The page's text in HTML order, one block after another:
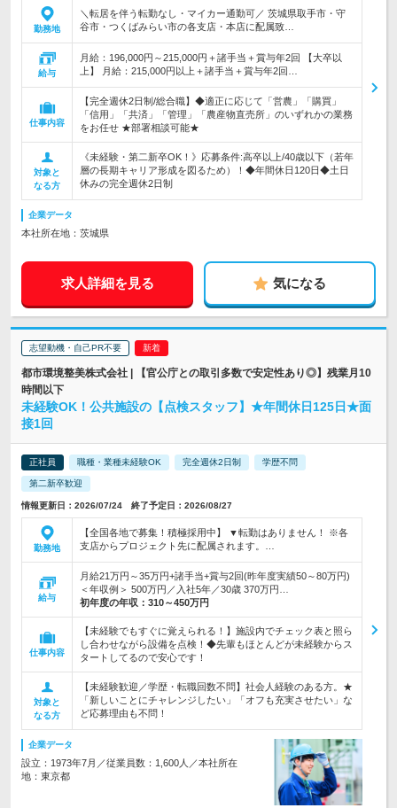
勤務地
＼転居を伴う転勤なし・マイカー通勤可／ 茨城県取手市・守
谷市・つくばみらい市の各支店・本店に配属致…
給与
月給：196,000円～215,000円＋諸手当＋賞与年2回 【大卒以
上】 月給：215,000円以上＋諸手当＋賞与年2回…
仕事内容
【完全週休2日制/総合職】◆適正に応じて「営農」「購買」
「信用」「共済」「管理」「農産物直売所」のいずれかの業務
をお任せ ★部署相談可能★
対象と
なる方
《未経験・第二新卒OK！》応募条件:高卒以上/40歳以下（若年
層の長期キャリア形成を図るため）！◆年間休日120日◆土日
休みの完全週休2日制
企業データ
本社所在地：茨城県
求人詳細を見る 気になる
志望動機・自己PR不要
都市環境整美株式会社 | 【官公庁との取引多数で安定性あり◎】残業月10
時間以下
未経験OK！公共施設の【点検スタッフ】★年間休日125日★面
接1回
正社員 職種・業種未経験OK 完全週休2日制 学歴不問
第二新卒歓迎
情報更新日：2026/07/24 終了予定日：2026/08/27
勤務地
【全国各地で募集！積極採用中】 ▼転勤はありません！ ※各
支店からプロジェクト先に配属されます。…
給与
月給21万円～35万円+諸手当+賞与2回(昨年度実績50～80万円)
＜年収例＞ 500万円／入社5年／30歳 370万円…
初年度の年収： 310～450万円
仕事内容
【未経験でもすぐに覚えられる！】施設内でチェック表と照ら
し合わせながら設備を点検！◆先輩もほとんどが未経験からス
タートしてるので安心です！
対象と
なる方
【未経験歓迎／学歴・転職回数不問】社会人経験のある方。★
「新しいことにチャレンジしたい」「オフも充実させたい」な
ど応募理由も不問！
企業データ
設立：1973年7月／従業員数：1,600人／本社所在
地：東京都